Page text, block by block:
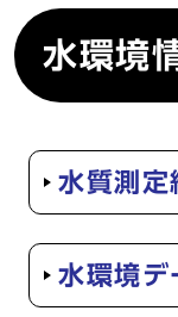
水環境
水質測定
水環境デ